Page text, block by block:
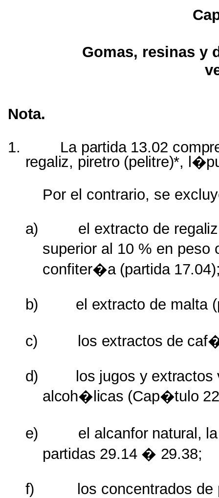
Gomas, resinas y
Nota.
1.
La partida 13.02
regaliz, piretro (pelitre)*,
Por el contrario, se
a) el extracto de regaliz
superior al 10 % en peso
confiter�a (partida
b) el extracto de malta (
c) los extractos de
d) los jugos y extractos
alcoh�licas (Cap�tulo
e) el alcanfor natural, la
partidas 29.14 � 29.38;
f) los concentrados de